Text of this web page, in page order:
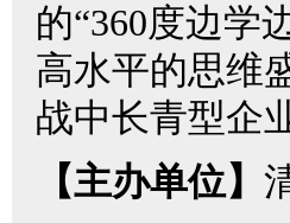
的“360度边学
高水平的思维
战中长青型企
【主办单位】